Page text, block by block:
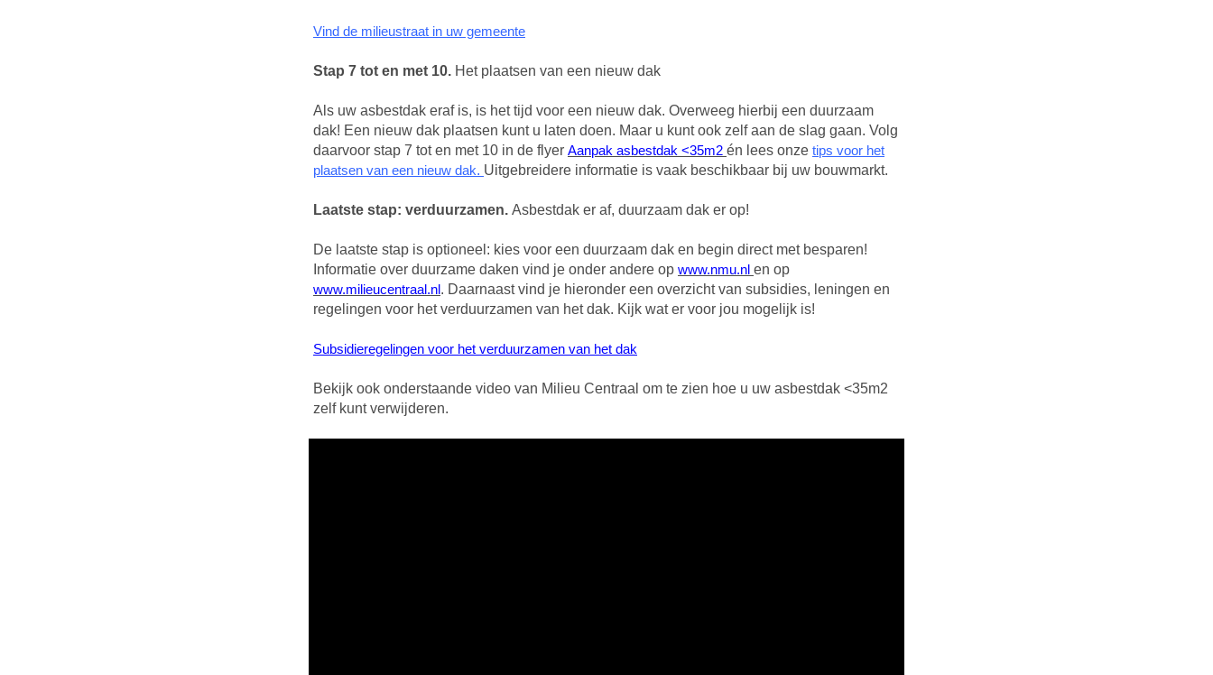
Vind de milieustraat in uw gemeente
Stap 7 tot en met 10. Het plaatsen van een nieuw dak
Als uw asbestdak eraf is, is het tijd voor een nieuw dak. Overweeg hierbij een duurzaam
dak! Een nieuw dak plaatsen kunt u laten doen. Maar u kunt ook zelf aan de slag gaan. Volg
daarvoor stap 7 tot en met 10 in de flyer Aanpak asbestdak <35m2 én lees onze tips voor het
plaatsen van een nieuw dak. Uitgebreidere informatie is vaak beschikbaar bij uw bouwmarkt.
Laatste stap: verduurzamen. Asbestdak er af, duurzaam dak er op!
De laatste stap is optioneel: kies voor een duurzaam dak en begin direct met besparen!
Informatie over duurzame daken vind je onder andere op www.nmu.nl en op
www.milieucentraal.nl. Daarnaast vind je hieronder een overzicht van subsidies, leningen en
regelingen voor het verduurzamen van het dak. Kijk wat er voor jou mogelijk is!
Subsidieregelingen voor het verduurzamen van het dak
Bekijk ook onderstaande video van Milieu Centraal om te zien hoe u uw asbestdak <35m2
zelf kunt verwijderen.